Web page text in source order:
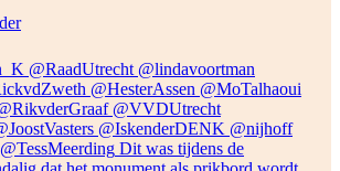
@RaadUtrecht @lindavoortman
@HesterAssen @MoTalhaoui
@VVDUtrecht
@IskenderDENK @nijhoff
@TessMeerding Dit was tijdens de